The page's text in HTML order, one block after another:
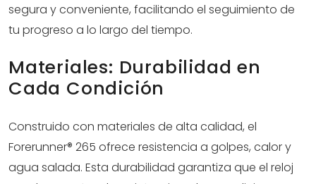
segura y conveniente, facilitando el seguimiento de
tu progreso a lo largo del tiempo.
Materiales: Durabilidad en
Cada Condición
Construido con materiales de alta calidad, el
Forerunner® 265 ofrece resistencia a golpes, calor y
agua salada. Esta durabilidad garantiza que el reloj